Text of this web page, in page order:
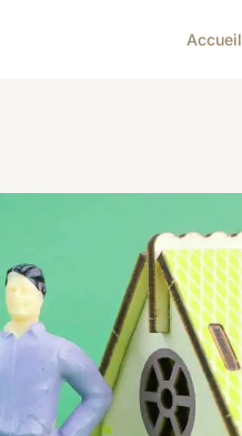
Accueil